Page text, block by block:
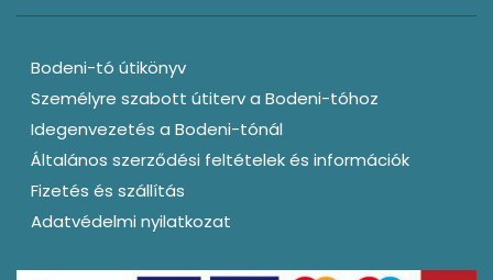
Bodeni-tó útikönyv
Személyre szabott útiterv a Bodeni-tóhoz
Idegenvezetés a Bodeni-tónál
Általános szerződési feltételek és információk
Fizetés és szállítás
Adatvédelmi nyilatkozat